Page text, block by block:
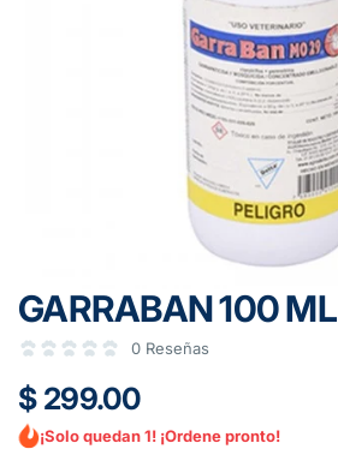
GARRABAN 100 ML
0 Reseñas
$ 299.00
¡Solo quedan 1! ¡Ordene pronto!